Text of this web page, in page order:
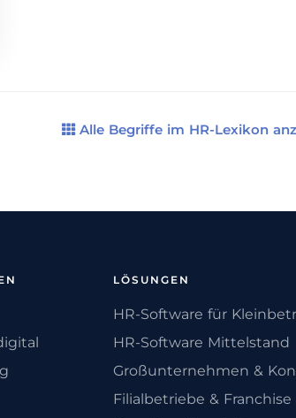
Alle Begriffe im HR-Lexikon
LÖSUNGEN
HR-Software für
HR-Software Mittelstand
Großunternehmen &
Filialbetriebe & Franchise